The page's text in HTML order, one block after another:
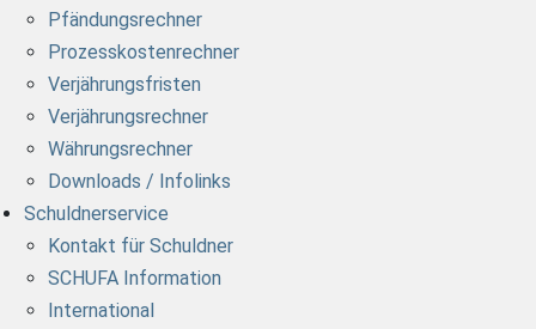
Pfändungsrechner
Prozesskostenrechner
Verjährungsfristen
Verjährungsrechner
Währungsrechner
Downloads / Infolinks
Schuldnerservice
Kontakt für Schuldner
SCHUFA Information
International